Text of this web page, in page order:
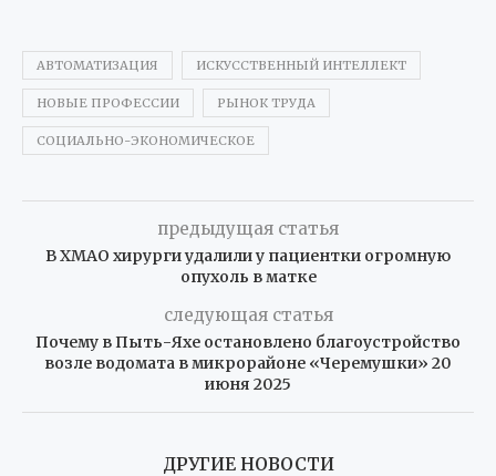
АВТОМАТИЗАЦИЯ ИСКУССТВЕННЫЙ ИНТЕЛЛЕКТ
НОВЫЕ ПРОФЕССИИ РЫНОК ТРУДА
СОЦИАЛЬНО-ЭКОНОМИЧЕСКОЕ
предыдущая статья
В ХМАО хирурги удалили у пациентки огромную
опухоль в матке
следующая статья
Почему в Пыть-Яхе остановлено благоустройство
возле водомата в микрорайоне «Черемушки» 20
июня 2025
ДРУГИЕ НОВОСТИ